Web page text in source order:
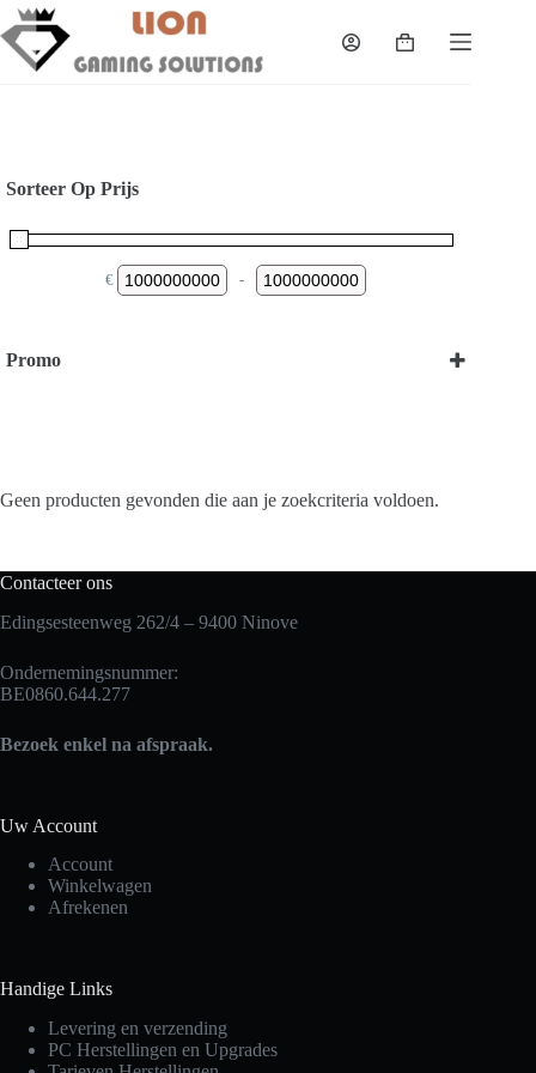
Skip
to
content
Shopping
Geen producten gevonden die aan je zoekcriteria voldoen.
Sorteer Op Prijs
€ Minimum Price
-Maximum Price
Promo
Contacteer ons
Edingsesteenweg 262/4 – 9400 Ninove
Ondernemingsnummer:
BE0860.644.277
Bezoek enkel na afspraak.
Uw Account
Account
Winkelwagen
Afrekenen
Handige Links
Levering en verzending
PC Herstellingen en Upgrades